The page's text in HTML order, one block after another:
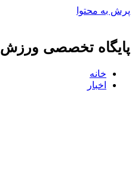
پرش به محتوا
پایگاه تخصصی
خانه
اخبار